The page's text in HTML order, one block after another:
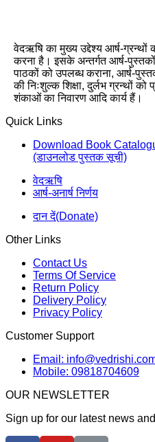
वेदऋषि का मुख्य उद्देश्य आर्ष-ग्रन्थों
करना है। इसके अन्तर्गत आर्ष-
पाठकों को उपलब्ध कराना, आर्ष-
की निःशुल्क शिक्षा, दुर्लभ ग्रन्थों को
शंकाओं का निवारण आदि कार्य हैं।
Quick Links
Download Book
(डाउनलोड पुस्तक सूची)
वेदऋषि
आर्ष-अनार्ष निर्णय
दान दें(Donate)
Other Links
Contact Us
Terms Of Service
Return Policy
Delivery Policy
Privacy Policy
Customer Support
Email:
Mobile: 09818704609
OUR NEWSLETTER
Sign up for our latest news